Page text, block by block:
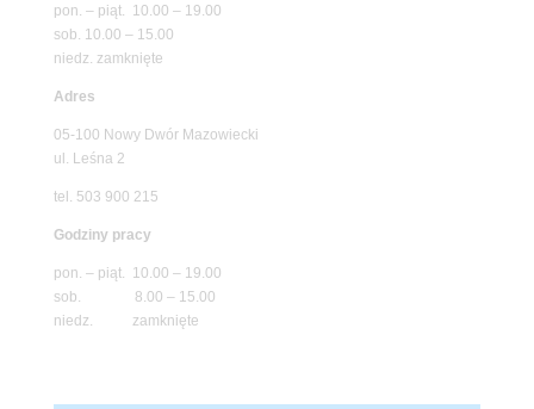
pon. – piąt. 10.00 – 19.00
sob. 10.00 – 15.00
niedz. zamknięte
Adres
05-100 Nowy Dwór Mazowiecki
ul. Leśna 2
tel. 503 900 215
Godziny pracy
pon. – piąt. 10.00 – 19.00
sob. 8.00 – 15.00
niedz. zamknięte